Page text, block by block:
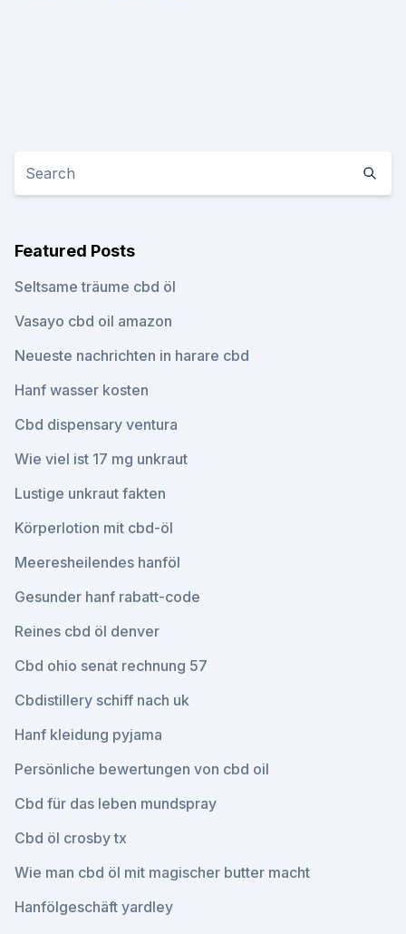
Featured Posts
Seltsame träume cbd öl
Vasayo cbd oil amazon
Neueste nachrichten in harare cbd
Hanf wasser kosten
Cbd dispensary ventura
Wie viel ist 17 mg unkraut
Lustige unkraut fakten
Körperlotion mit cbd-öl
Meeresheilendes hanföl
Gesunder hanf rabatt-code
Reines cbd öl denver
Cbd ohio senat rechnung 57
Cbdistillery schiff nach uk
Hanf kleidung pyjama
Persönliche bewertungen von cbd oil
Cbd für das leben mundspray
Cbd öl crosby tx
Wie man cbd öl mit magischer butter macht
Hanfölgeschäft yardley